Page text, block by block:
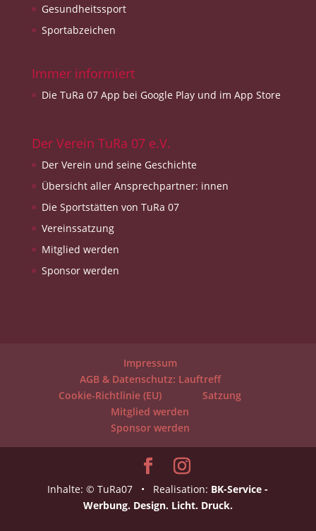
Gesundheitssport
Sportabzeichen
Immer informiert
Die TuRa 07 App bei Google Play und im App Store
Der Verein TuRa 07 e.V.
Der Verein und seine Geschichte
Übersicht aller Ansprechpartner: innen
Die Sportstätten von TuRa 07
Vereinssatzung
Mitglied werden
Sponsor werden
Impressum
AGB & Datenschutz: Lauftreff
Cookie-Richtlinie (EU)
Satzung
Mitglied werden
Sponsor werden
Inhalte: © TuRa07 • Realisation: BK-Service -
Werbung. Design. Licht. Druck.